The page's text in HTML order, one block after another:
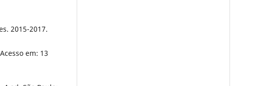
2015-2017.
em: 13